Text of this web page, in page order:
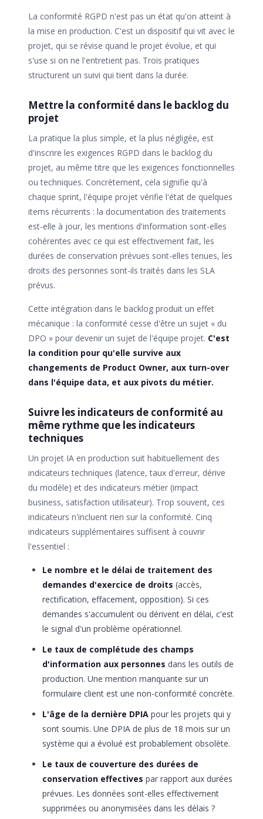
La conformité RGPD n'est pas un état qu'on atteint à
la mise en production. C'est un dispositif qui vit avec le
projet, qui se révise quand le projet évolue, et qui
s'use si on ne l'entretient pas. Trois pratiques
structurent un suivi qui tient dans la durée.
Mettre la conformité dans le backlog du
projet
La pratique la plus simple, et la plus négligée, est
d'inscrire les exigences RGPD dans le backlog du
projet, au même titre que les exigences fonctionnelles
ou techniques. Concrètement, cela signifie qu'à
chaque sprint, l'équipe projet vérifie l'état de quelques
items récurrents : la documentation des traitements
est-elle à jour, les mentions d'information sont-elles
cohérentes avec ce qui est effectivement fait, les
durées de conservation prévues sont-elles tenues, les
droits des personnes sont-ils traités dans les SLA
prévus.
Cette intégration dans le backlog produit un effet
mécanique : la conformité cesse d'être un sujet « du
DPO » pour devenir un sujet de l'équipe projet. C'est
la condition pour qu'elle survive aux
changements de Product Owner, aux turn-over
dans l'équipe data, et aux pivots du métier.
Suivre les indicateurs de conformité au
même rythme que les indicateurs
techniques
Un projet IA en production suit habituellement des
indicateurs techniques (latence, taux d'erreur, dérive
du modèle) et des indicateurs métier (impact
business, satisfaction utilisateur). Trop souvent, ces
indicateurs n'incluent rien sur la conformité. Cinq
indicateurs supplémentaires suffisent à couvrir
l'essentiel :
Le nombre et le délai de traitement des
demandes d'exercice de droits (accès,
rectification, effacement, opposition). Si ces
demandes s'accumulent ou dérivent en délai, c'est
le signal d'un problème opérationnel.
Le taux de complétude des champs
d'information aux personnes dans les outils de
production. Une mention manquante sur un
formulaire client est une non-conformité concrète.
L'âge de la dernière DPIA pour les projets qui y
sont soumis. Une DPIA de plus de 18 mois sur un
système qui a évolué est probablement obsolète.
Le taux de couverture des durées de
conservation effectives par rapport aux durées
prévues. Les données sont-elles effectivement
supprimées ou anonymisées dans les délais ?